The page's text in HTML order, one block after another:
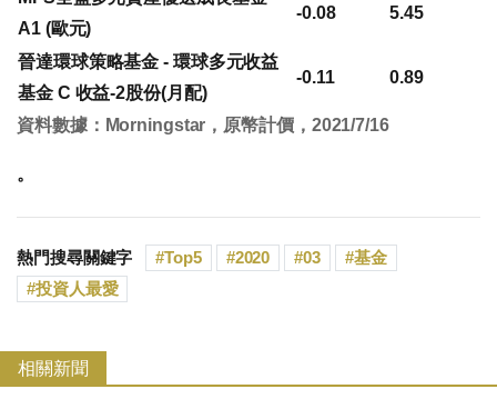
A1 (歐元)
-0.08 5.45
晉達環球策略基金 - 環球多元收益
基金 C 收益-2股份(月配)
-0.11 0.89
資料數據：Morningstar，原幣計價，2021/7/16
。
熱門搜尋關鍵字 Top5 2020 03
基金
投資人最愛
相關新聞